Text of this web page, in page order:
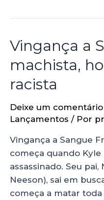
Vingança a
machista,
racista
Deixe um comentário
Lançamentos / Por
Vingança a Sangue
começa quando
assassinado. Seu pai,
Neeson), sai em
começa a matar